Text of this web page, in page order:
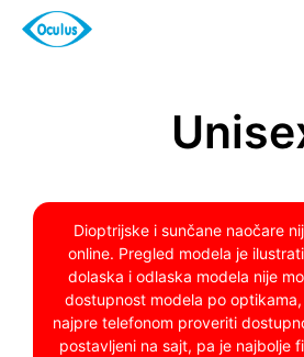
Dioptrijske i sunčane naočare
online. Pregled modela je
dolaska i odlaska modela nije
dostupnost modela po
najpre telefonom proveriti
postavljeni na sajt, pa je najbolje